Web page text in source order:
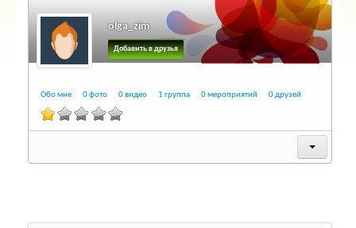
olga_zim
Добавить в друзья
Обо мне 0 фото 0 видео 1 группа 0 мероприятий 0 друзей